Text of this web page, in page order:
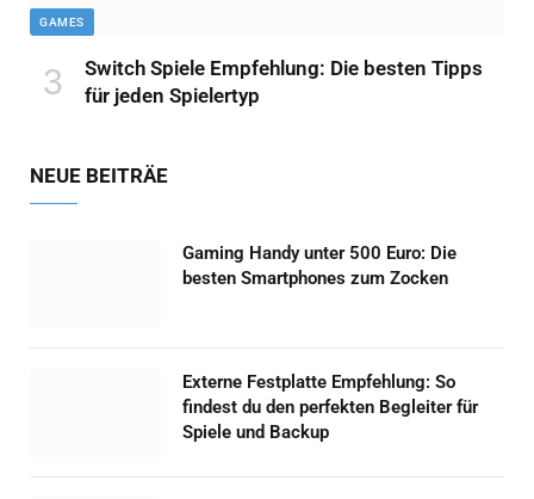
GAMES
Switch Spiele Empfehlung: Die besten Tipps
für jeden Spielertyp
NEUE BEITRÄE
Gaming Handy unter 500 Euro: Die
besten Smartphones zum Zocken
Externe Festplatte Empfehlung: So
findest du den perfekten Begleiter für
Spiele und Backup